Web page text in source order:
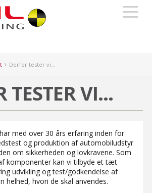
Derfor tester vi...
TESTER VI...
med over 30 års erfaring inden for
og produktion af automobiludstyr
om sikkerheden og lovkravene. Som
komponenter kan vi tilbyde et tæt
udvikling og test/godkendelse af
helhed, hvori de skal anvendes.